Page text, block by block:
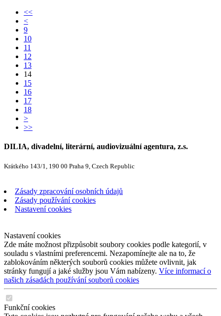
<<
<
9
10
11
12
13
14
15
16
17
18
>
>>
DILIA, divadelní, literární, audiovizuální agentura, z.s.
Krátkého 143/1, 190 00 Praha 9, Czech Republic
Zásady zpracování osobních údajů
Zásady používání cookies
Nastavení cookies
Nastavení cookies
Zde máte možnost přizpůsobit soubory cookies podle kategorií, v
souladu s vlastními preferencemi. Nezapomínejte ale na to, že
zablokováním některých souborů cookies můžete ovlivnit, jak
stránky fungují a jaké služby jsou Vám nabízeny. Více informací o
našich zásadách používání souborů cookies
Funkční cookies